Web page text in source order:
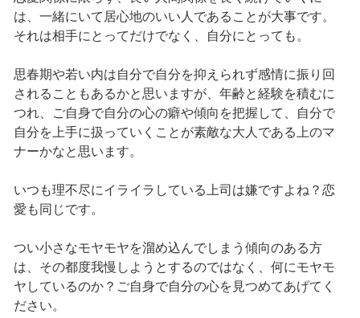
は、一緒にいて居心地のいい人であることが大事です。
それは相手にとってだけでなく、自分にとっても。
思春期や若い内は自分で自分を抑えられず感情に振り回
されることもあるかと思いますが、年齢と経験を積むに
つれ、ご自身で自分の心の癖や傾向を把握して、自分で
自分を上手に扱っていくことが素敵な大人である上のマ
ナーかなと思います。
いつも理不尽にイライラしている上司は嫌ですよね？恋
愛も同じです。
つい小さなモヤモヤを溜め込んでしまう傾向のある方
は、その都度我慢しようとするのではなく、何にモヤモ
ヤしているのか？ご自身で自分の心を見つめてあげてく
ださい。